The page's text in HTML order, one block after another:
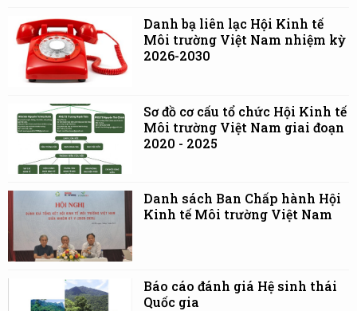
Danh bạ liên lạc Hội Kinh tế
Môi trường Việt Nam nhiệm kỳ
2026-2030
Sơ đồ cơ cấu tổ chức Hội Kinh tế
Môi trường Việt Nam giai đoạn
2020 - 2025
Danh sách Ban Chấp hành Hội
Kinh tế Môi trường Việt Nam
Báo cáo đánh giá Hệ sinh thái
Quốc gia